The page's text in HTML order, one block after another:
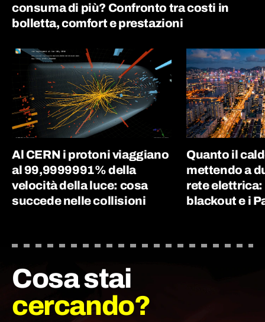
consuma di più? Confronto tra costi in
bolletta, comfort e prestazioni
Al CERN i protoni viaggiano
al 99,9999991% della
velocità della luce: cosa
succede nelle collisioni
Quanto il
mettendo a
rete elettrica:
blackout e i
Cosa stai
cercando?